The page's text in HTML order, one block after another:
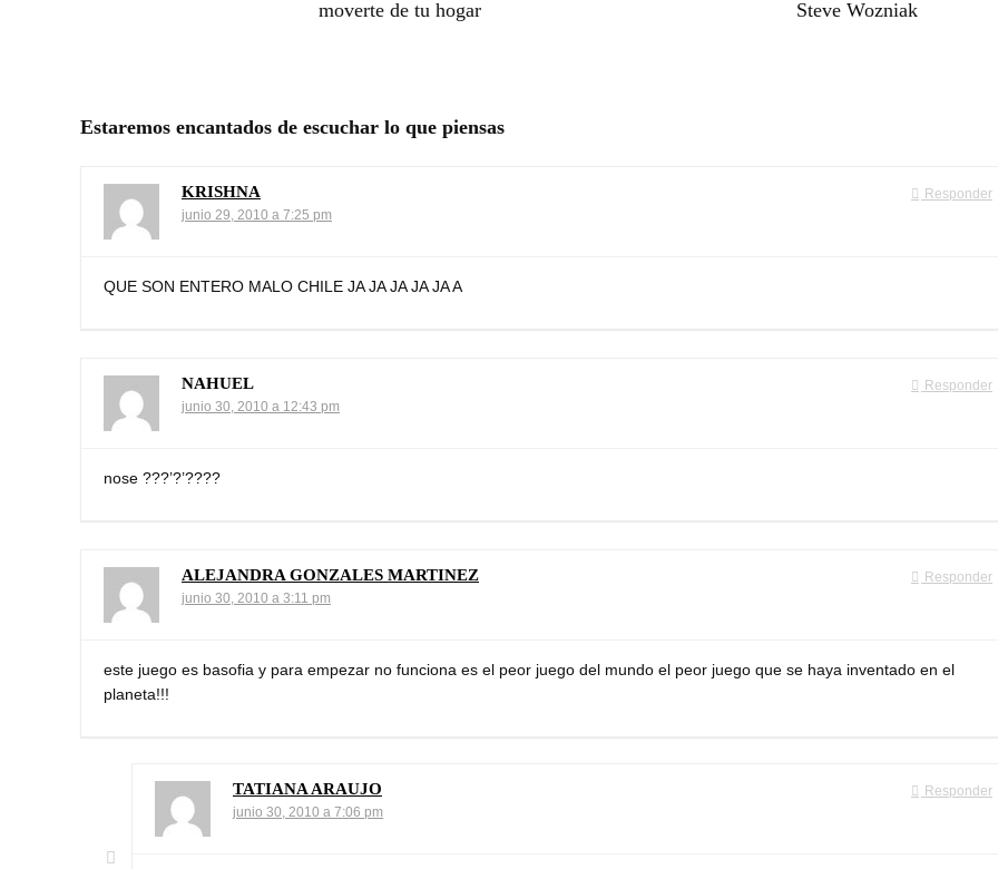
moverte de tu hogar
Steve Wozniak
Estaremos encantados de escuchar lo que piensas
Responder
KRISHNA
junio 29, 2010 a 7:25 pm
QUE SON ENTERO MALO CHILE JA JA JA JA JA A
Responder
NAHUEL
junio 30, 2010 a 12:43 pm
nose ???’?’????
Responder
ALEJANDRA GONZALES MARTINEZ
junio 30, 2010 a 3:11 pm
este juego es basofia y para empezar no funciona es el peor juego del mundo el peor juego que se haya inventado en el
planeta!!!
Responder
TATIANA ARAUJO
junio 30, 2010 a 7:06 pm